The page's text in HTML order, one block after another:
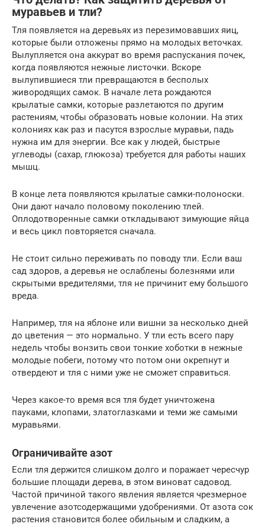
муравьев и тли?
Тля появляется на деревьях из перезимовавших яиц,
которые были отложены прямо на молодых веточках.
Вылупляется она аккурат во время распускания почек,
когда появляются нежные листочки. Вскоре
вылупившиеся тли превращаются в бесполых
живородящих самок. В начале лета рождаются
крылатые самки, которые разлетаются по другим
растениям, чтобы образовать новые колонии. На этих
колониях как раз и пасутся взрослые муравьи, падь
нужна им для энергии. Все как у людей, быстрые
углеводы (сахар, глюкоза) требуется для работы наших
мышц.
В конце лета появляются крылатые самки-полоноски.
Они дают начало половому поколению тлей.
Оплодотворенные самки откладывают зимующие яйца
и весь цикл повторяется сначала.
Не стоит сильно переживать по поводу тли. Если ваш
сад здоров, а деревья не ослаблены болезнями или
скрытыми вредителями, тля не причинит ему большого
вреда.
Например, тля на яблоне или вишни за несколько дней
до цветения — это нормально. У тли есть всего пару
недель чтобы вонзить свои тонкие хоботки в нежные
молодые побеги, потому что потом они окрепнут и
отвердеют и тля с ними уже не сможет справиться.
Через какое-то время вся тля будет уничтожена
пауками, клопами, златоглазками и теми же самыми
муравьями.
Ограничивайте азот
Если тля держится слишком долго и поражает чересчур
большие площади дерева, в этом виноват садовод.
Частой причиной такого явления является чрезмерное
увлечение азотсодержащими удобрениями. От азота сок
растения становится более обильным и сладким, а